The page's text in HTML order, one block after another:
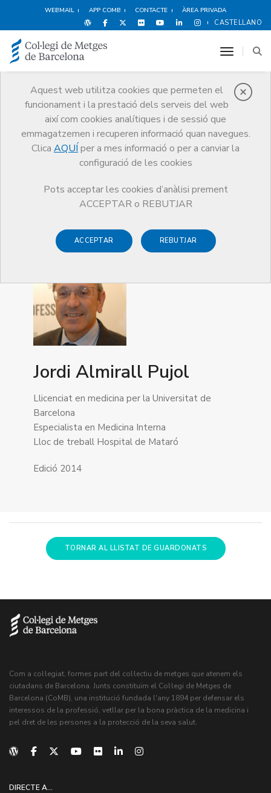
WEBMAIL APP COMB CONTACTE ÀREA PRIVADA
CASTELLANO
Aquest web utilitza cookies que permeten el
funcionament i la prestació dels serveis del web
així com cookies analítiques i de sessió que
emmagatzemen i recuperen informació quan navegues.
Clica AQUÍ per a mes informació o per a canviar la
configuració de les cookies
Pots acceptar les cookies d’anàlisi prement
ACCEPTAR o REBUTJAR
ACCEPTAR REBUTJAR
toggle
Premis
Premis Guardonat Edició 2014
Guardonat Edició 2014
Jordi Almirall Pujol
Llicenciat en medicina per la Universitat de
Barcelona
Especialista en Medicina Interna
Lloc de treball Hospital de Mataró
Edició 2014
TORNAR AL LLISTAT DE GUARDONATS
Com a col·legiat, formes part del col·lectiu de metges que atenem els
ciutadans de Barcelona. Junts constituïm el Col·legi de Metges de
Barcelona (CoMB), una institució fundada l'any 1894 per defensar els
interessos de la professió, vetllar per la bona pràctica de la medicina i
pel dret de les persones a la protecció de la seva salut.
DIRECTE A...